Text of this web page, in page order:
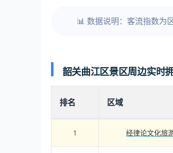
📊 数据说明：客流指数为
韶关曲江区景区周边实时
排名 区域
1 经律论文化旅